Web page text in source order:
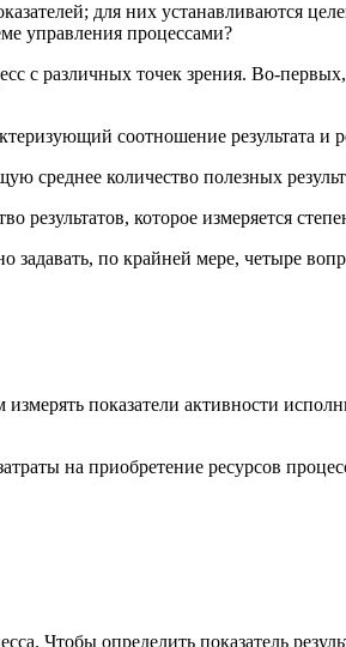
для них устанавливаются
управления процессами?
с различных точек зрения. Во-
соотношение результата и
среднее количество полезных
результатов, которое измеряется
по крайней мере, четыре
показатели активности
на приобретение ресурсов
Чтобы определить показатель